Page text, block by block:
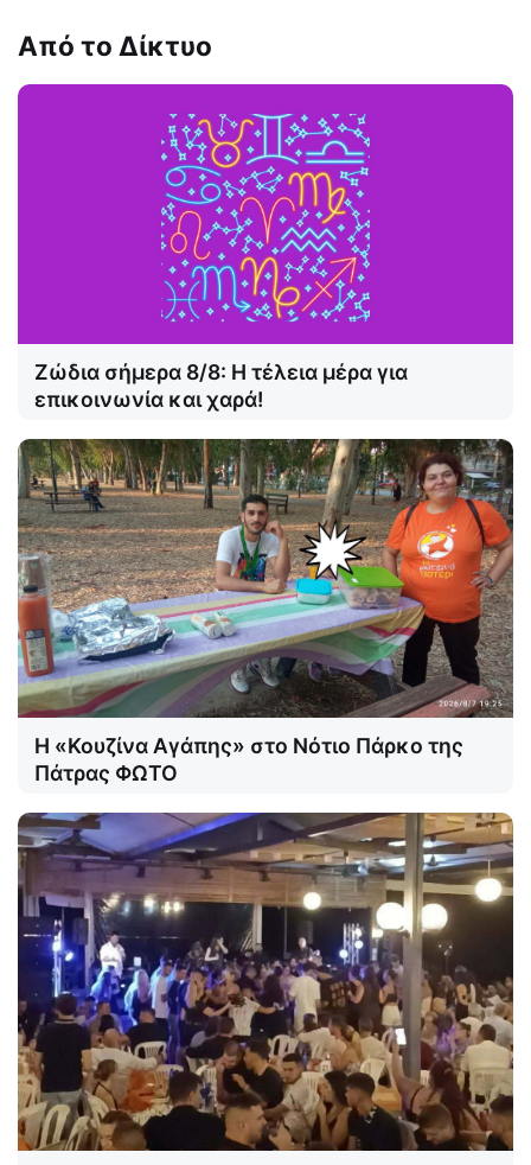
Από το Δίκτυο
Ζώδια σήμερα 8/8: Η τέλεια μέρα για
επικοινωνία και χαρά!
Η «Κουζίνα Αγάπης» στο Νότιο Πάρκο της
Πάτρας ΦΩΤΟ